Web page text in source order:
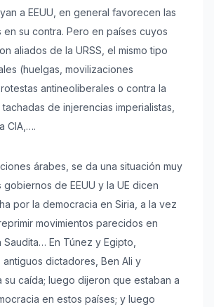
a EEUU, en general favorecen las
en su contra. Pero en países cuyos
aliados de la URSS, el mismo tipo
(huelgas, movilizaciones
antineoliberales o contra la
de injerencias imperialistas,
CIA,….
árabes, se da una situación muy
gobiernos de EEUU y la UE dicen
por la democracia en Siria, a la vez
movimientos parecidos en
Saudita… En Túnez y Egipto,
dictadores, Ben Ali y
su caída; luego dijeron que estaban a
en estos países; y luego